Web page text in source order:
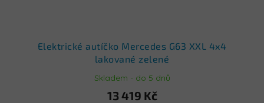
Elektrické autíčko Mercedes G63 XXL 4x4
lakované zelené
Skladem - do 5 dnů
13 419 Kč